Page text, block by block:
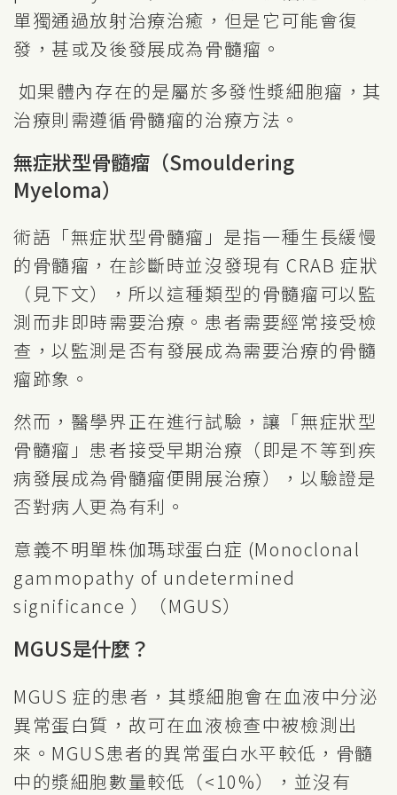
單獨通過放射治療治癒，但是它可能會復
發，甚或及後發展成為骨髓瘤。
如果體內存在的是屬於多發性漿細胞瘤，其
治療則需遵循骨髓瘤的治療方法。
無症狀型骨髓瘤（Smouldering
Myeloma）
術語「無症狀型骨髓瘤」是指一種生長緩慢
的骨髓瘤，在診斷時並沒發現有 CRAB 症狀
（見下文），所以這種類型的骨髓瘤可以監
測而非即時需要治療。患者需要經常接受檢
查，以監測是否有發展成為需要治療的骨髓
瘤跡象。
然而，醫學界正在進行試驗，讓「無症狀型
骨髓瘤」患者接受早期治療（即是不等到疾
病發展成為骨髓瘤便開展治療），以驗證是
否對病人更為有利。
意義不明單株伽瑪球蛋白症 (Monoclonal
gammopathy of undetermined
significance ）（MGUS）
MGUS是什麼？
MGUS 症的患者，其漿細胞會在血液中分泌
異常蛋白質，故可在血液檢查中被檢測出
來。MGUS患者的異常蛋白水平較低，骨髓
中的漿細胞數量較低（<10%），並沒有